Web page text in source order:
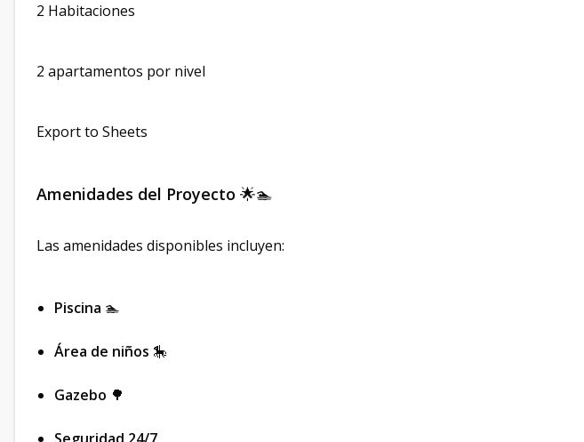
2 Habitaciones
2 apartamentos por nivel
Export to Sheets
Amenidades del Proyecto 🌟🏊
Las amenidades disponibles incluyen:
Piscina 🏊
Área de niños 🎠
Gazebo 🌳